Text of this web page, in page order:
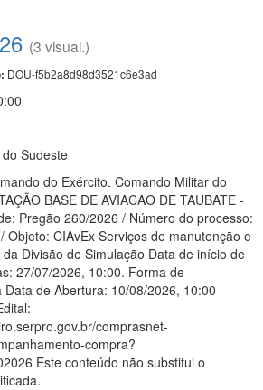
(3 visual.)
DOU-f5b2a8d98d3521c6e3ad
Sudeste
do Exército. Comando Militar do
BASE DE AVIACAO DE TAUBATE -
Pregão 260/2026 / Número do processo:
Objeto: CIAvEx Serviços de manutenção e
Divisão de Simulação Data de início de
27/07/2026, 10:00. Forma de
de Abertura: 10/08/2026, 10:00
comprasnet-
compra?
Este conteúdo não substitui o